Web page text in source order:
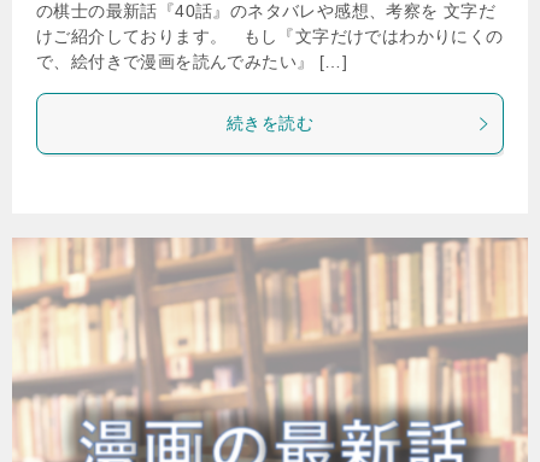
の棋士の最新話『40話』のネタバレや感想、考察を 文字だ
けご紹介しております。 もし『文字だけではわかりにくの
で、絵付きで漫画を読んでみたい』 […]
続きを読む